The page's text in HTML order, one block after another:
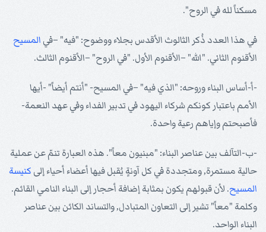
مسكناً لله في الروح".
في هذا العدد ذُكر الثالوث الأقدس بجلاء ووضوح: "فيه" –في المسيح
الأقنوم الثاني. "الله" –الأقنوم الأول. "في الروح" –الأقنوم الثالث.
-أ-أساس البناء وروحه: "الذي فيه" –في المسيح- "أنتم أيضاً" -أيها
الأمم باعتبار كونكم شركاء اليهود في تدبير الفداء وفي عهد النعمة-
فأصبحتم وإياهم رعية واحدة.
-ب-التآلف بين عناصر البناء: "مبنيون معاً". هذه العبارة تنمّ عن عملية
حالية مستمرة, ومتجددة في كل آونةٍ يُقبل فيها أعضاء أحياء إلى كنيسة
المسيح. لأن قبولهم يكون بمثابة إضافة أحجار إلى البناء النامي القائم.
وكلمة "معاً" تشير إلى التعاون المتبادل, والتساند الكائن بين عناصر
البناء الواحد.